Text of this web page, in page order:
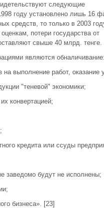
следующие
году установлено лишь 16
средств, то только в 2003
потери государства от
свыше 40 млрд. тенге.
являются
выполнение работ, оказание
"теневой" экономики;
конвертацией;
кредита или ссуды
заведомо будут не исполнены;
бизнеса». [23]